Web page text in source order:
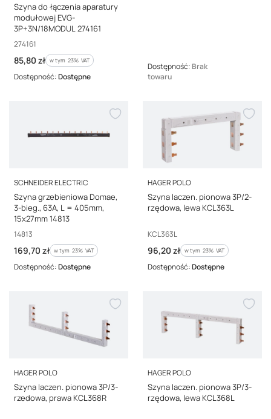
Szyna do łączenia aparatury
modułowej EVG-
3P+3N/18MODUL 274161
Kod producenta
274161
Cena brutto
85,80 zł w tym %s VAT
w tym 23% VAT
Dostępność:Dostępne
Dostępność: Brak
towaru
PRODUCENT
SCHNEIDER ELECTRIC
Szyna grzebieniowa Domae,
3-bieg., 63A, L = 405mm,
15x27mm 14813
Kod producenta
14813
Cena brutto
169,70 zł w tym %s VAT
w tym 23% VAT
Dostępność:Dostępne
PRODUCENT
HAGER POLO
Szyna laczen. pionowa 3P/2-
rzędowa, lewa KCL363L
Kod producenta
KCL363L
Cena brutto
96,20 zł w tym %s VAT
w tym 23% VAT
Dostępność:Dostępne
PRODUCENT
HAGER POLO
Szyna laczen. pionowa 3P/3-
rzedowa, prawa KCL368R
PRODUCENT
HAGER POLO
Szyna laczen. pionowa 3P/3-
rzędowa, lewa KCL368L